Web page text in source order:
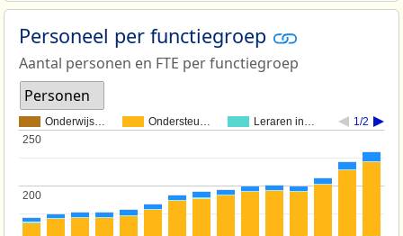
Personeel per functiegroep
Aantal personen en FTE per functiegroep
Personen
Onderwijs… Ondersteu… Leraren in… 1/2
200
200
250
250